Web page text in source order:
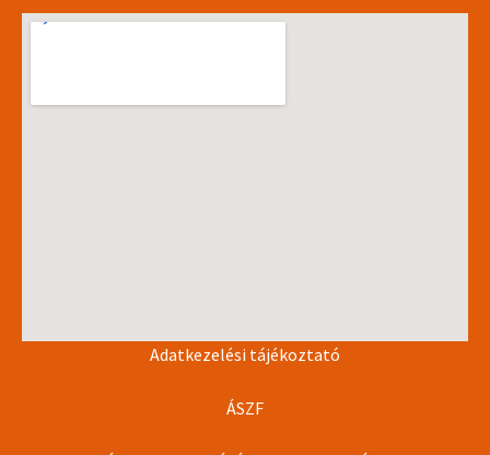
Adatkezelési tájékoztató
ÁSZF